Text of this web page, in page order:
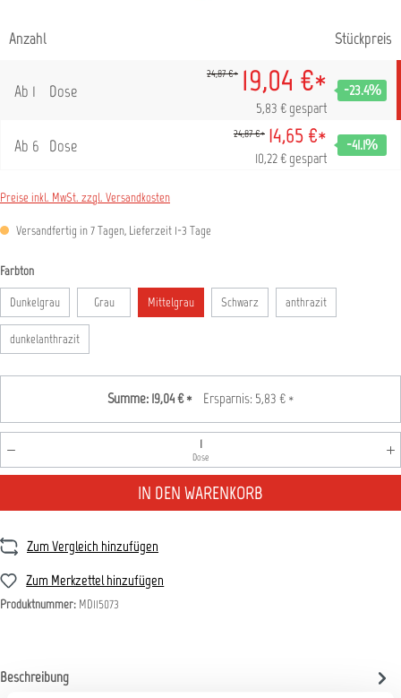
Anzahl Stückpreis
Ab 1 Dose
24,87 €* 19,04 €*
5,83 € gespart
-23.4%
Ab 6 Dose
24,87 €* 14,65 €*
10,22 € gespart
-41.1%
Preise inkl. MwSt. zzgl. Versandkosten
Versandfertig in 7 Tagen, Lieferzeit 1-3 Tage
Farbtonauswählen
Dunkelgrau Grau Mittelgrau Schwarz anthrazit
dunkelanthrazit
Summe: 19,04 €* Ersparnis: 5,83 € *
Produkt Anzahl: Gib den gewünschten Wert ein oder
Dose
IN DEN WARENKORB
Zum Vergleich hinzufügen
Zum Merkzettel hinzufügen
Produktnummer: MD115073
Beschreibung